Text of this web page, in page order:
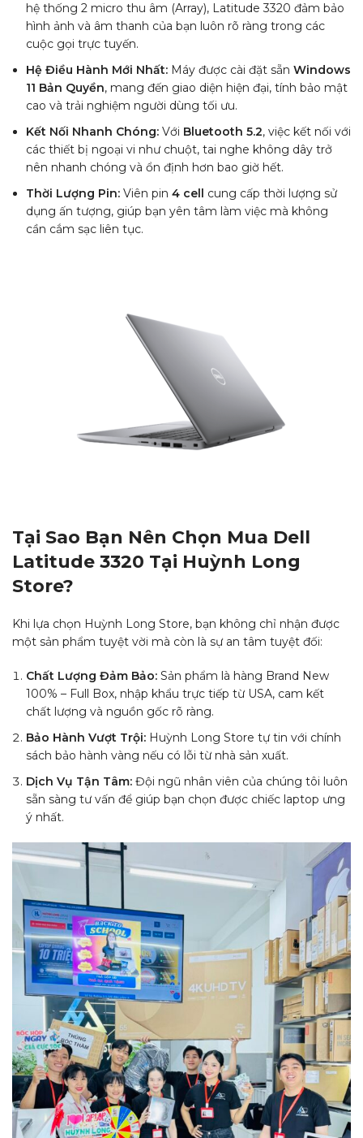
hệ thống 2 micro thu âm (Array), Latitude 3320 đảm bảo
hình ảnh và âm thanh của bạn luôn rõ ràng trong các
cuộc gọi trực tuyến.
Hệ Điều Hành Mới Nhất: Máy được cài đặt sẵn Windows
11 Bản Quyền, mang đến giao diện hiện đại, tính bảo mật
cao và trải nghiệm người dùng tối ưu.
Kết Nối Nhanh Chóng: Với Bluetooth 5.2, việc kết nối với
các thiết bị ngoại vi như chuột, tai nghe không dây trở
nên nhanh chóng và ổn định hơn bao giờ hết.
Thời Lượng Pin: Viên pin 4 cell cung cấp thời lượng sử
dụng ấn tượng, giúp bạn yên tâm làm việc mà không
cần cắm sạc liên tục.
Tại Sao Bạn Nên Chọn Mua Dell
Latitude 3320 Tại Huỳnh Long
Store?
Khi lựa chọn Huỳnh Long Store, bạn không chỉ nhận được
một sản phẩm tuyệt vời mà còn là sự an tâm tuyệt đối:
Chất Lượng Đảm Bảo: Sản phẩm là hàng Brand New
100% – Full Box, nhập khẩu trực tiếp từ USA, cam kết
chất lượng và nguồn gốc rõ ràng.
Bảo Hành Vượt Trội: Huỳnh Long Store tự tin với chính
sách bảo hành vàng nếu có lỗi từ nhà sản xuất.
Dịch Vụ Tận Tâm: Đội ngũ nhân viên của chúng tôi luôn
sẵn sàng tư vấn để giúp bạn chọn được chiếc laptop ưng
ý nhất.